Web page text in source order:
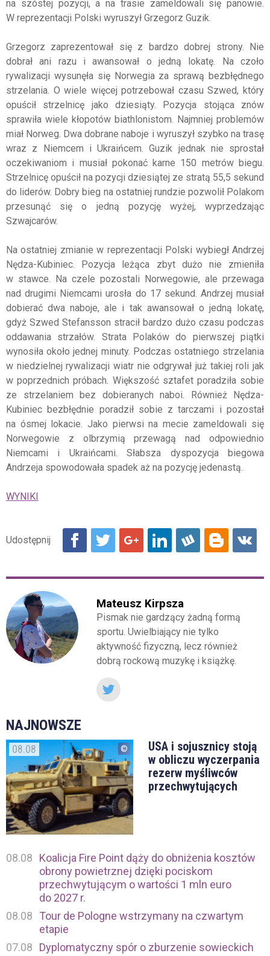
na szóstej pozycji, a na trasie zameldowali się panowie.
W reprezentacji Polski wyruszył Grzegorz Guzik.
Grzegorz zaprezentował się z bardzo dobrej strony. Nie
dobrał ani razu i awansował o jedną lokatę. Na czoło
rywalizacji wysunęła się Norwegia za sprawą bezbłędnego
strzelania. O wiele więcej potrzebował czasu Szwed, który
opuścił strzelnicę jako dziesiąty. Pozycja stojąca znów
sprawiła wiele kłopotów biathlonistom. Najmniej problemów
miał Norweg. Dwa dobrane naboje i wyruszył szybko na trasę
wraz z Niemcem i Ukraińcem. Guzik jednak nie sprostał
oczekiwaniom i musiał pokonać karne 150 metrów biegu.
Strzelnicę opuścił na pozycji dziesiątej ze stratą 55,5 sekund
do liderów. Dobry bieg na ostatniej rundzie pozwolił Polakom
przesunąć się o jedną pozycję wyżej, wyprzedzając
Szwajcarów.
Na ostatniej zmianie w reprezentacji Polski wybiegł Andrzej
Nędza-Kubiniec. Pozycja leżąca zbyt dużo nie zmieniła
w stawce. Na czele pozostali Norwegowie, ale przewaga
nad drugimi Niemcami urosła do 17 sekund. Andrzej musiał
dobierać dwa naboje, ale i tak awansował o jedną lokatę,
gdyż Szwed Stefansson stracił bardzo dużo czasu podczas
oddawania strzałów. Strata Polaków do pierwszej piątki
wynosiła około jednej minuty. Podczas ostatniego strzelania
w niedzielnej rywalizacji wiatr nie odgrywał już takiej roli jak
w poprzednich próbach. Większość sztafet poradziła sobie
ze strzelaniem bez dobieranych naboi. Również Nędza-
Kubiniec bezbłędnie poradził sobie z tarczami i pozostał
na ósmej lokacie. Jako pierwsi na mecie zameldowali się
Norwegowie z olbrzymią przewagą nad odpowiednio
Niemcami i Ukraińcami. Słabsza dyspozycja biegowa
Andrzeja spowodowała spadek aż na pozycję jedenastą.
WYNIKI
Mateusz Kirpsza
Pismak nie gardzący żadną formą
sportu. Uwielbiający nie tylko
aktywność fizyczną, lecz również
dobrą rockową muzykę i książkę.
NAJNOWSZE
08.08
USA i sojusznicy stoją
w obliczu wyczerpania
rezerw myśliwców
przechwytujących
08.08
Koalicja Fire Point dąży do obniżenia kosztów
obrony powietrznej dzięki pociskom
przechwytującym o wartości 1 mln euro
do 2027 r.
08.08
Tour de Pologne wstrzymany na czwartym
etapie
07.08
Dyplomatyczny spór o zburzenie sowieckich